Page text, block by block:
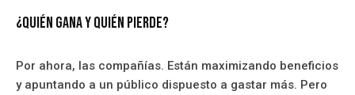
¿Quién gana y quién pierde?
Por ahora, las compañías. Están maximizando beneficios
y apuntando a un público dispuesto a gastar más. Pero